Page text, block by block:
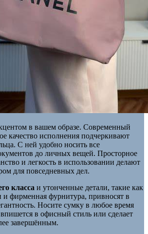
в вашем образе. Современный
качество исполнения подчеркивают
С ней удобно носить все
до личных вещей. Просторное
и легкость в использовании делают
для повседневных дел.
класса и утонченные детали, такие как
и фирменная фурнитура, привносят в
Носите сумку в любое время
в офисный стиль или сделает
завершённым.